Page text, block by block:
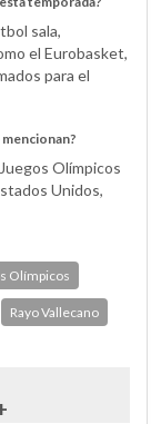
sala,
el Eurobasket,
para el
Olímpicos
Unidos,
Olímpicos
Rayo Vallecano